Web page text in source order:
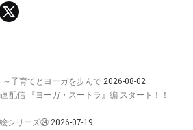
子育てとヨーガを歩んで 2026-08-02
配信 『ヨーガ・スートラ』編 スタート！！
シリーズ㉔ 2026-07-19